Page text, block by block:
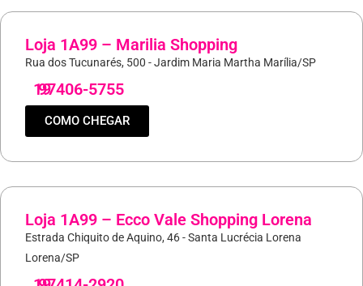
Loja 1A99 – Marilia Shopping
Rua dos Tucunarés, 500 - Jardim Maria Martha Marília/SP
19
97406-5755
COMO CHEGAR
Loja 1A99 – Ecco Vale Shopping Lorena
Estrada Chiquito de Aquino, 46 - Santa Lucrécia Lorena
Lorena/SP